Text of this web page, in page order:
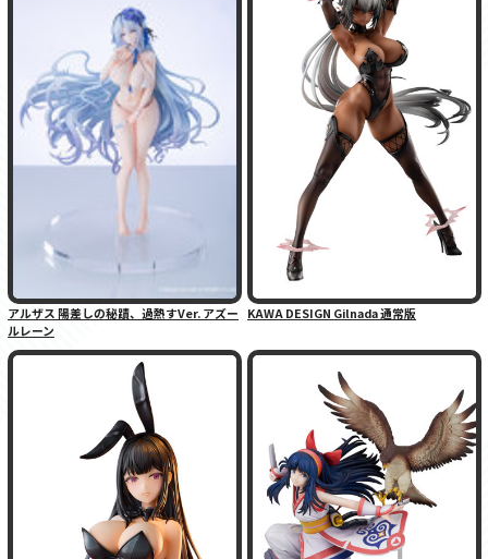
アルザス 陽差しの秘蹟、過熱すVer. アズー
ルレーン
KAWA DESIGN Gilnada 通常版